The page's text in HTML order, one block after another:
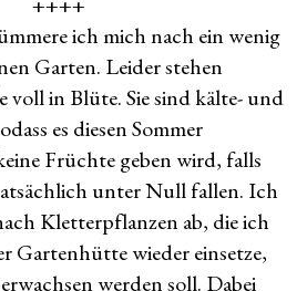
ich mich nach ein wenig
Garten. Leider stehen
in Blüte. Sie sind kälte- und
es diesen Sommer
Früchte geben wird, falls
unter Null fallen. Ich
Kletterpflanzen ab, die ich
Gartenhütte wieder einsetze,
werden soll. Dabei